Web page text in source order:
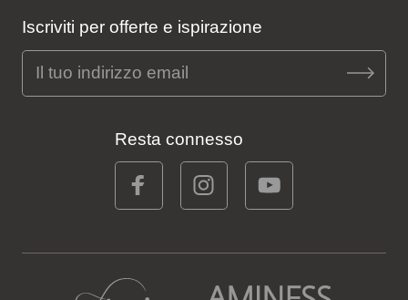
Iscriviti per offerte e ispirazione
Resta connesso